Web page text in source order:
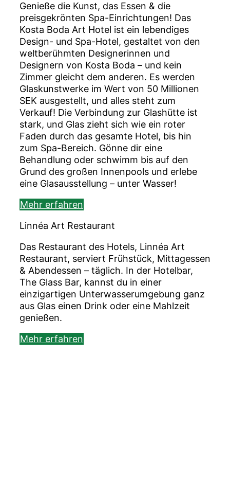
Genieße die Kunst, das Essen & die
preisgekrönten Spa-Einrichtungen! Das
Kosta Boda Art Hotel ist ein lebendiges
Design- und Spa-Hotel, gestaltet von den
weltberühmten Designerinnen und
Designern von Kosta Boda – und kein
Zimmer gleicht dem anderen. Es werden
Glaskunstwerke im Wert von 50 Millionen
SEK ausgestellt, und alles steht zum
Verkauf! Die Verbindung zur Glashütte ist
stark, und Glas zieht sich wie ein roter
Faden durch das gesamte Hotel, bis hin
zum Spa-Bereich. Gönne dir eine
Behandlung oder schwimm bis auf den
Grund des großen Innenpools und erlebe
eine Glasausstellung – unter Wasser!
Mehr erfahren
Linnéa Art Restaurant
Das Restaurant des Hotels, Linnéa Art
Restaurant, serviert Frühstück, Mittagessen
& Abendessen – täglich. In der Hotelbar,
The Glass Bar, kannst du in einer
einzigartigen Unterwasserumgebung ganz
aus Glas einen Drink oder eine Mahlzeit
genießen.
Mehr erfahren